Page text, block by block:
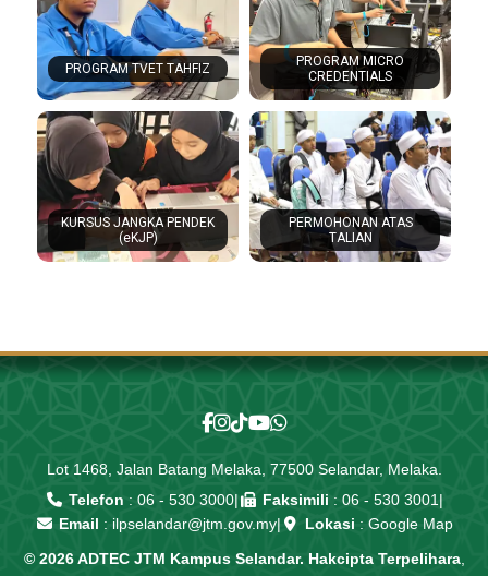
PROGRAM TVET TAHFIZ
PROGRAM MICRO
CREDENTIALS
KURSUS JANGKA PENDEK
(eKJP)
PERMOHONAN ATAS
TALIAN
Lot 1468, Jalan Batang Melaka, 77500 Selandar, Melaka.
Telefon : 06 - 530 3000| Faksimili : 06 - 530 3001 |
Email : ilpselandar@jtm.gov.my| Lokasi : Google Map
© 2026 ADTEC JTM Kampus Selandar. Hakcipta Terpelihara,